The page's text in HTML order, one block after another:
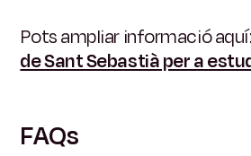
Pots ampliar informació aquí:
de Sant Sebastià per a
FAQs